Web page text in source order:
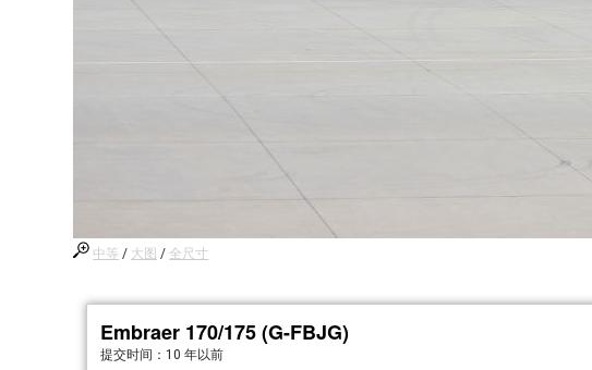
中等 / 大图 / 全尺寸
Embraer 170/175 (G-FBJG)
提交时间： 10 年以前